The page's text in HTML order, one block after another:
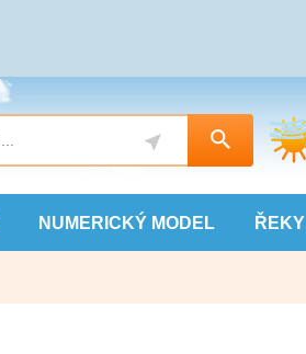
NUMERICKÝ MODEL ŘEKY